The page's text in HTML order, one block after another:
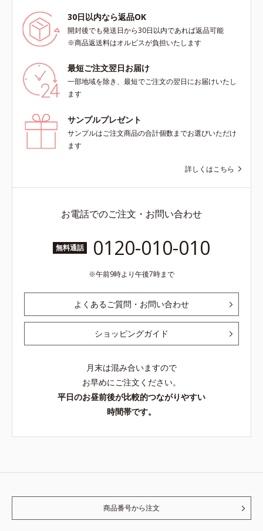
30日以内なら返品OK
開封後でも発送日から30日以内であれば返品可能
※商品返送料はオルビスが負担いたします
最短ご注文翌日お届け
一部地域を除き、最短でご注文の翌日にお届けいたし
ます
サンプルプレゼント
サンプルはご注文商品の合計個数までお選びいただけ
ます
詳しくはこちら
お電話でのご注文・お問い合わせ
無料通話 0120-010-010
午前9時より午後7時まで
よくあるご質問・お問い合わせ
ショッピングガイド
月末は混み合いますので
お早めにご注文ください。
平日のお昼前後が比較的つながりやすい
時間帯です。
商品番号から注文